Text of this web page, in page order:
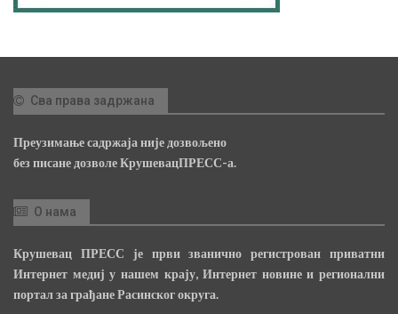
Сва права задржана
Преузимање садржаја није дозвољено
без писане дозволе КрушевацПРЕСС-а.
О нама
Крушевац ПРЕСС је први званично регистрован приватни
Интернет медиј у нашем крају, Интернет новине и регионални
портал за грађане Расинског округа.